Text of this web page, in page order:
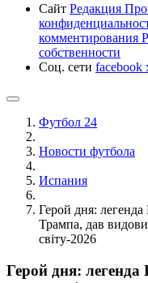
Сайт Редакция
комментирования
собственности
Соц. сети facebook
Футбол 24
Новости футбола
Испания
Герой дня:
Трампа, дав
світу-2026
Герой дня: